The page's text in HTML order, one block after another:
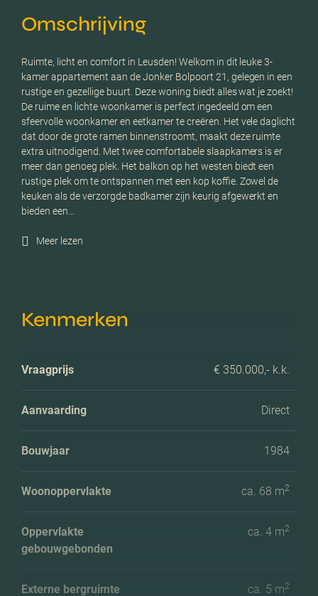
Omschrijving
Ruimte, licht en comfort in Leusden! Welkom in dit leuke 3-
kamer appartement aan de Jonker Bolpoort 21, gelegen in een
rustige en gezellige buurt. Deze woning biedt alles wat je zoekt!
De ruime en lichte woonkamer is perfect ingedeeld om een
sfeervolle woonkamer en eetkamer te creëren. Het vele daglicht
dat door de grote ramen binnenstroomt, maakt deze ruimte
extra uitnodigend. Met twee comfortabele slaapkamers is er
meer dan genoeg plek. Het balkon op het westen biedt een
rustige plek om te ontspannen met een kop koffie. Zowel de
keuken als de verzorgde badkamer zijn keurig afgewerkt en
bieden een…
Meer lezen
Kenmerken
Vraagprijs € 350.000,- k.k.
Aanvaarding Direct
Bouwjaar 1984
Woonoppervlakte ca. 68 m2
Oppervlakte
gebouwgebonden
ca. 4 m2
Externe bergruimte ca. 5 m2